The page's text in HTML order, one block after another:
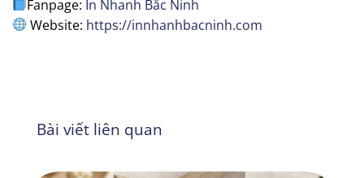
Fanpage: In Nhanh Bắc Ninh
Website: https://innhanhbacninh.com
Bài viết liên quan